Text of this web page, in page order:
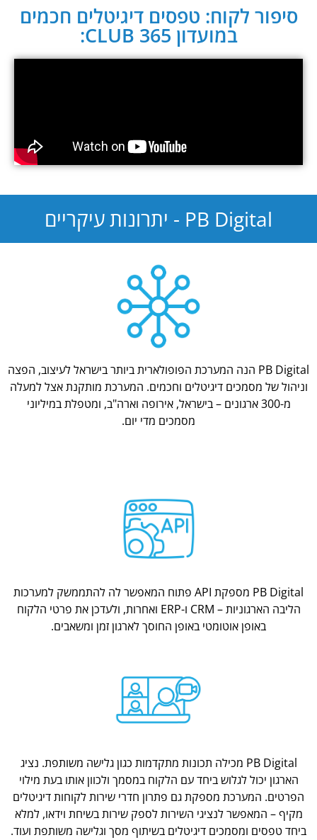
סיפור לקוח: טפסים דיגיטלים חכמים
במועדון CLUB 365:
PB Digital - יתרונות עיקריים
PB Digital הנה המערכת הפופולארית ביותר בישראל לעיצוב, הפצה
וניהול של מסמכים דיגיטלים וחכמים. המערכת מותקנת אצל למעלה
מ-300 ארגונים – בישראל, אירופה וארה"ב, ומטפלת במיליוני
מסמכים מדי יום.
PB Digital מספקת API פתוח המאפשר לה להתממשק למערכות
הליבה הארגוניות – CRM ו-ERP ואחרות, ולעדכן את פרטי הלקוח
באופן אוטומטי באופן החוסך לארגון זמן ומשאבים.
PB Digital מכילה תכונות מתקדמות כגון גלישה משותפת. נציג
הארגון יכול לגלוש ביחד עם הלקוח במסמך ולכוון אותו בעת מילוי
הפרטים. המערכת מספקת גם פתרון חדרי שירות לקוחות דיגיטלים
מקיף – המאפשר לנציגי השירות לספק שירות בשיחת וידאו, למלא
ביחד טפסים ומסמכים דיגיטלים בשיתוף מסך וגלישה משותפת ועוד.